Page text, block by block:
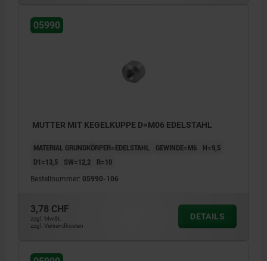
05990
MUTTER MIT KEGELKUPPE D=M06 EDELSTAHL
MATERIAL GRUNDKÖRPER=EDELSTAHL GEWINDE=M6
H=9,5
D1=13,5
SW=12,2 R=10
Bestellnummer: 05990-106
3,78 CHF
zzgl. MwSt.
zzgl. Versandkosten
DETAILS